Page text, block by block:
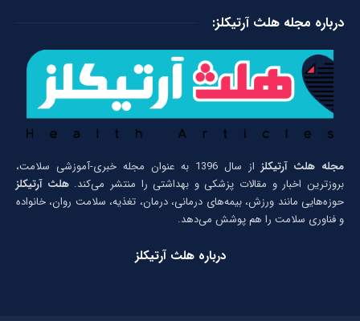
درباره مجله هلث آرتیکلز:
مجله هلث آرتیکلز
از سال 1396 به عنوان مجله خبری-آموزشی سلامت،
بروزترین اخبار و مقالات پزشکی و بهداشتی را منتشر می‌کند.هلث آرتیکلز
حوزه‌هایی مانند ورزش، بیمه‌های درمانی، درمان، تغذیه، سلامت روان، خانواده
و فناوری سلامت را هم پوشش می‌دهد.
درباره هلث آرتیکلز